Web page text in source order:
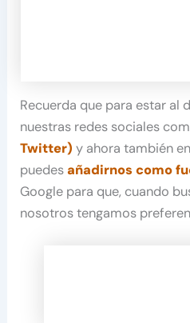
Recuerda que para estar al
nuestras redes sociales
Twitter) y ahora también en
puedesañadirnos como
Google para que, cuando
nosotros tengamos